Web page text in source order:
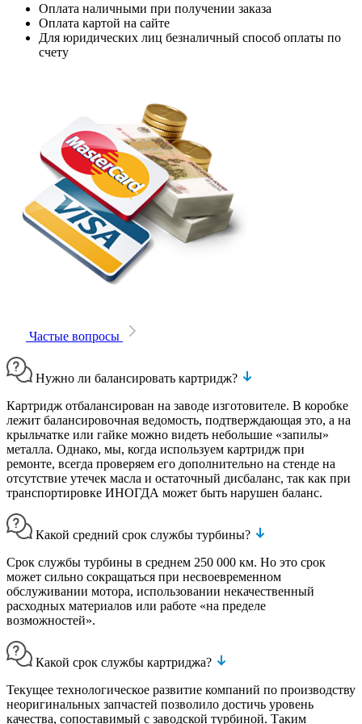
Оплата наличными при получении заказа
Оплата картой на сайте
Для юридических лиц безналичный способ оплаты по
счету
Частые вопросы
Нужно ли балансировать картридж?
Картридж отбалансирован на заводе изготовителе. В коробке
лежит балансировочная ведомость, подтверждающая это, а на
крыльчатке или гайке можно видеть небольшие «запилы»
металла. Однако, мы, когда используем картридж при
ремонте, всегда проверяем его дополнительно на стенде на
отсутствие утечек масла и остаточный дисбаланс, так как при
транспортировке ИНОГДА может быть нарушен баланс.
Какой средний срок службы турбины?
Срок службы турбины в среднем 250 000 км. Но это срок
может сильно сокращаться при несвоевременном
обслуживании мотора, использовании некачественный
расходных материалов или работе «на пределе
возможностей».
Какой срок службы картриджа?
Текущее технологическое развитие компаний по производству
неоригинальных запчастей позволило достичь уровень
качества, сопоставимый с заводской турбиной. Таким